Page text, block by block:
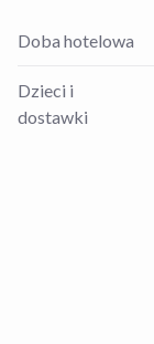
Doba hotelowa
Dzieci i
dostawki